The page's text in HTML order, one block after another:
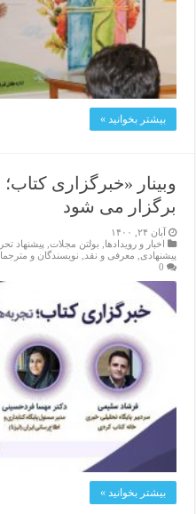
بیشتر بخوانید »
وبینار «خبرگزاری
برگزار می شود
آبان ۲۴, ۱۴۰۰
اخبار و رویدادها
بولتن مجلات پیشنهاد
پیشنهادی
معرفی و نقد
نویسندگان و
0
بیشتر بخوانید »